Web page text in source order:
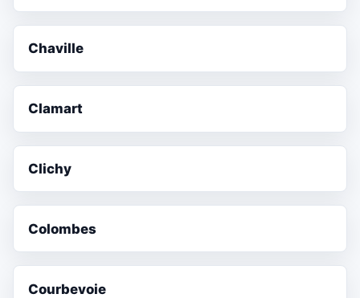
Chaville
Clamart
Clichy
Colombes
Courbevoie